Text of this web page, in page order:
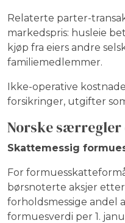
Relaterte parter-
markedspris: husleie
kjøp fra eiers andre
familiemedlemmer.
Ikke-operative
forsikringer, utgifter
Norske
Skattemessig
For
børsnoterte aksjer
forholdsmessige andel
formuesverdi per 1.